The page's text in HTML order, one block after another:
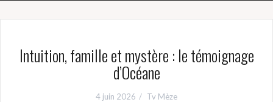
Intuition, famille et mystère : le témoignage
d’Océane
4 juin 2026 Tv Mèze